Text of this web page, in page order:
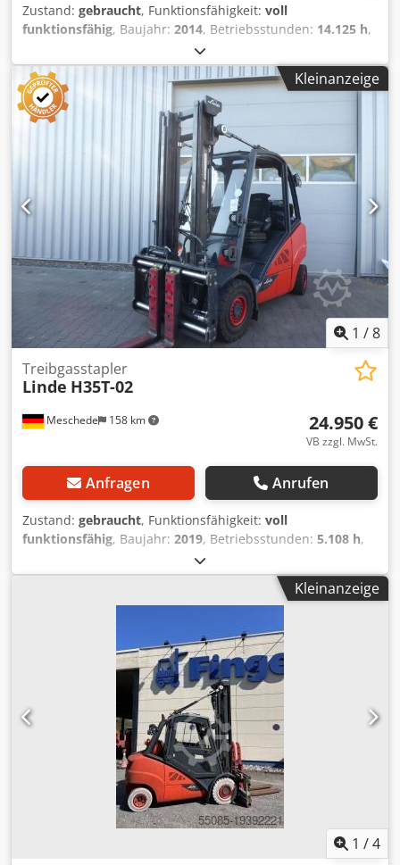
Zustand: gebraucht, Funktionsfähigkeit: voll
funktionsfähig, Baujahr: 2014, Betriebsstunden: 14.125 h,
, Hubhöhe:4.655 mm
mm, Kraftstofftyp:Gas, Masttyp:Triplex, Bauhöhe:2.191
mm, Antriebsart: Treibgas, Treibgasstapler ISO Klasse: ISO
Klasse 3 = 2.500 - 4.999 kg Masttyp: Triplex Zustand:
Einsatzbereit und voll funktionsfähig Dsdpjv S N Ddofx Aa
Iskr Zustand Technisch: gut 3. Ventil, 4. Ventil, Heizung,
Kleinanzeige
1 /8
Meschede 158 km
Treibgasstapler
Linde H35T-02
24.950 €
VB zzgl. MwSt.
Anfragen Anrufen
Zustand: gebraucht, Funktionsfähigkeit: voll
funktionsfähig, Baujahr: 2019, Betriebsstunden: 5.108 h,
, Hubhöhe:3.650 mm
mm, Kraftstofftyp:Gas, Masttyp:Simplex, Antriebsart:
, Treibgasstapler Lastschwerpunkt: 500 ISO
Zustand Technisch: gut Bereifung vorne Typ: Superelastik
Bereifung vorne Zustand: 20 - 40% Bereifung hinten Typ:
Superelastik Bereifung hinten Zustand: 20 - 40%
Beschreibung: Das Fahrzeug wird UVV - geprüft. Vor
Auslieferung bekommt die Maschine einen Service und
wird gereinigt. Auf Wunsch wird die Maschine gegen
Mehrpreis lackiert. Drehgerät, Seitenschieber,
Zinkenverstellgerät, Dkedsy Uz Tuepfx Aa Isr 3. Ventil, 4.
Ventil, Arbeitsscheinwerfer hinten, Arbeitsscheinwerfer
vorn, Heizung, Vollkabine, linke Tür fehlt
Kleinanzeige
1 /4